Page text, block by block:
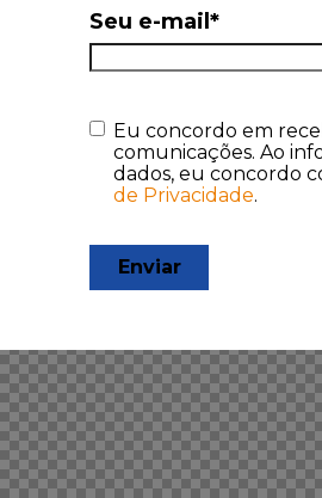
Seu e-mail*
Consentir
Eu concordo em
comunicações. Ao
dados, eu concordo
de Privacidade.